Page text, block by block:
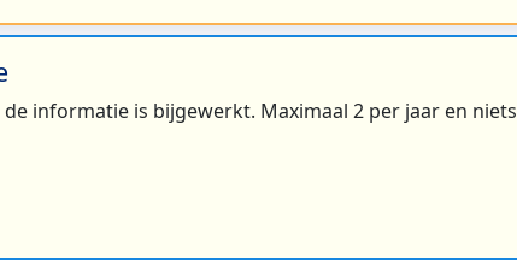
informatie is bijgewerkt. Maximaal 2 per jaar en niets